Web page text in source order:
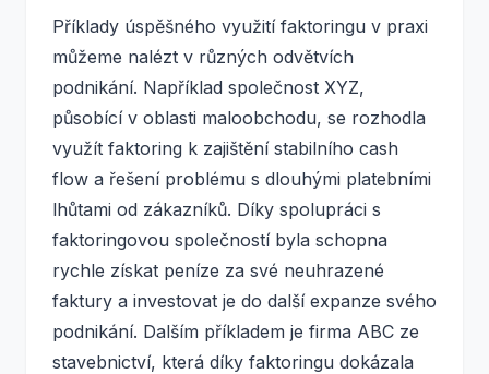
Příklady úspěšného využití faktoringu v praxi
můžeme nalézt v různých odvětvích
podnikání. Například společnost XYZ,
působící v oblasti maloobchodu, se rozhodla
využít faktoring k zajištění stabilního cash
flow a řešení problému s dlouhými platebními
lhůtami od zákazníků. Díky spolupráci s
faktoringovou společností byla schopna
rychle získat peníze za své neuhrazené
faktury a investovat je do další expanze svého
podnikání. Dalším příkladem je firma ABC ze
stavebnictví, která díky faktoringu dokázala